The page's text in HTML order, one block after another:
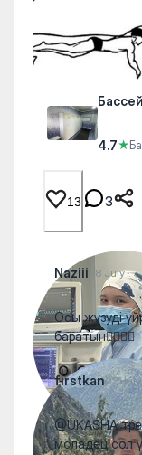
4.7★
13 3
Naziii 28 July
Осы жүзуді
баратын😮‍💨😮‍💨
firstkan22 July
@UKASHA
моладец сол